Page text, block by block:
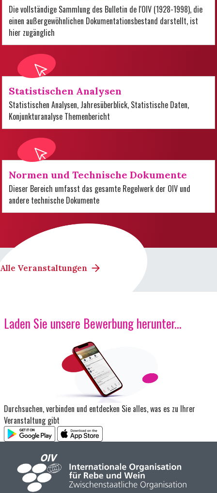
Die vollständige Sammlung des Bulletin de l'OIV (1928-1998), die
einen außergewöhnlichen Dokumentationsbestand darstellt, ist
hier zugänglich
Statistischen Analysen
Statistischen Analysen, Jahresüberblick, Statistische Daten,
Konjunkturanalyse Themenbericht
Normen und Technische Dokumente
Dieser Bereich umfasst das gesamte Regelwerk der OIV und
andere technische Dokumente
Alle Veranstaltungen
Laden Sie unsere Bewerbung herunter...
Durchsuchen, verbinden und entdecken Sie alles, was es zu Ihrer
Veranstaltung gibt